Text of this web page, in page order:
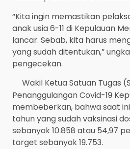
“Kita ingin memastikan
anak usia 6-11 di Kepulauan
lancar. Sebab, kita harus
yang sudah ditentukan,”
pengecekan.
Wakil Ketua Satuan Tugas
Penanggulangan Covid-19
membeberkan, bahwa saat
tahun yang sudah vaksinasi
sebanyak 10.858 atau 54,97
target sebanyak 19.753.